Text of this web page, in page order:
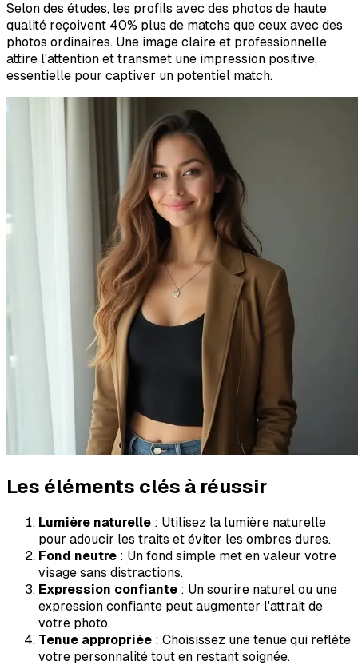
Selon des études, les profils avec des photos de haute
qualité reçoivent 40% plus de matchs que ceux avec des
photos ordinaires. Une image claire et professionnelle
attire l'attention et transmet une impression positive,
essentielle pour captiver un potentiel match.
Les éléments clés à réussir
Lumière naturelle : Utilisez la lumière naturelle
pour adoucir les traits et éviter les ombres dures.
Fond neutre : Un fond simple met en valeur votre
visage sans distractions.
Expression confiante : Un sourire naturel ou une
expression confiante peut augmenter l'attrait de
votre photo.
Tenue appropriée : Choisissez une tenue qui reflète
votre personnalité tout en restant soignée.